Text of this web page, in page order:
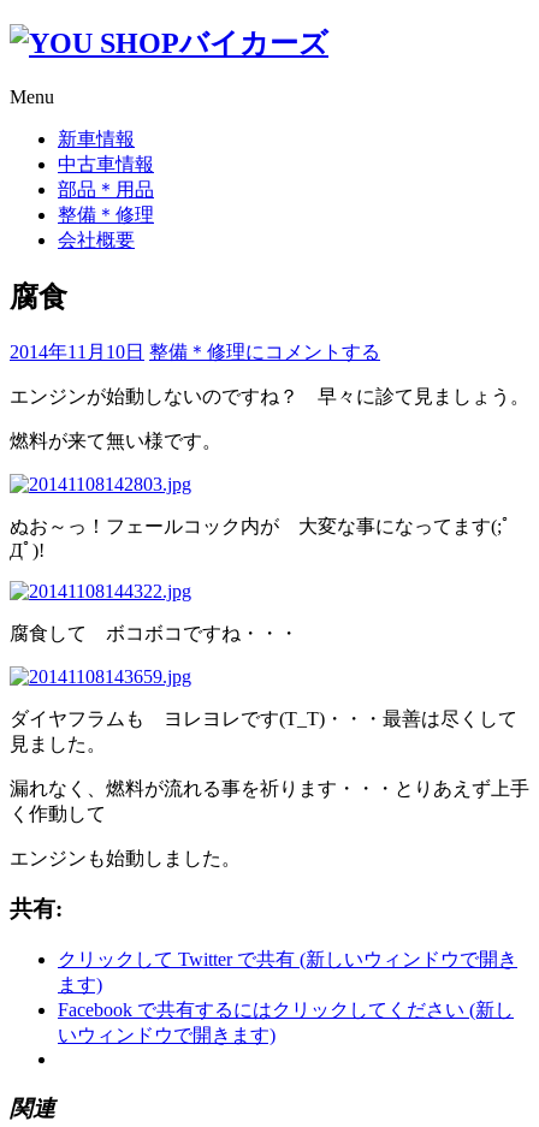
コ
ン
Menu
新車情報
中古車情報
部品＊用品
整備＊修理
会社概要
腐食
2014年11月10日 整備＊修理腐
にコメントする
エンジンが始動しないのですね？ 早々に診て見ましょう。
燃料が来て無い様です。
ぬお～っ！フェールコック内が 大変な事になってます(;ﾟ
Дﾟ)!
腐食して ボコボコですね・・・
ダイヤフラムも ヨレヨレです(T_T)・・・最善は尽くして
見ました。
漏れなく、燃料が流れる事を祈ります・・・とりあえず上手
く作動して
エンジンも始動しました。
共有:
クリックして Twitter で共有 (新しいウィンドウで開き
ます)
Facebook で共有するにはクリックしてください (新し
いウィンドウで開きます)
関連